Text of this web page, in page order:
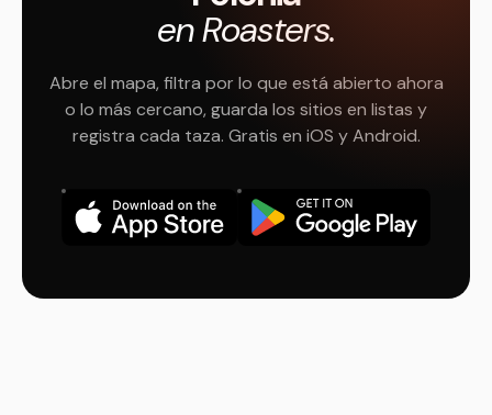
en Roasters.
Abre el mapa, filtra por lo que está abierto ahora
o lo más cercano, guarda los sitios en listas y
registra cada taza. Gratis en iOS y Android.